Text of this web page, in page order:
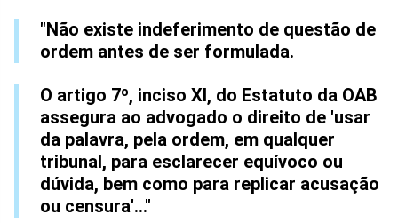
"Não existe indeferimento de questão de
ordem antes de ser formulada.
O artigo 7º, inciso XI, do Estatuto da OAB
assegura ao advogado o direito de 'usar
da palavra, pela ordem, em qualquer
tribunal, para esclarecer equívoco ou
dúvida, bem como para replicar acusação
ou censura'..."